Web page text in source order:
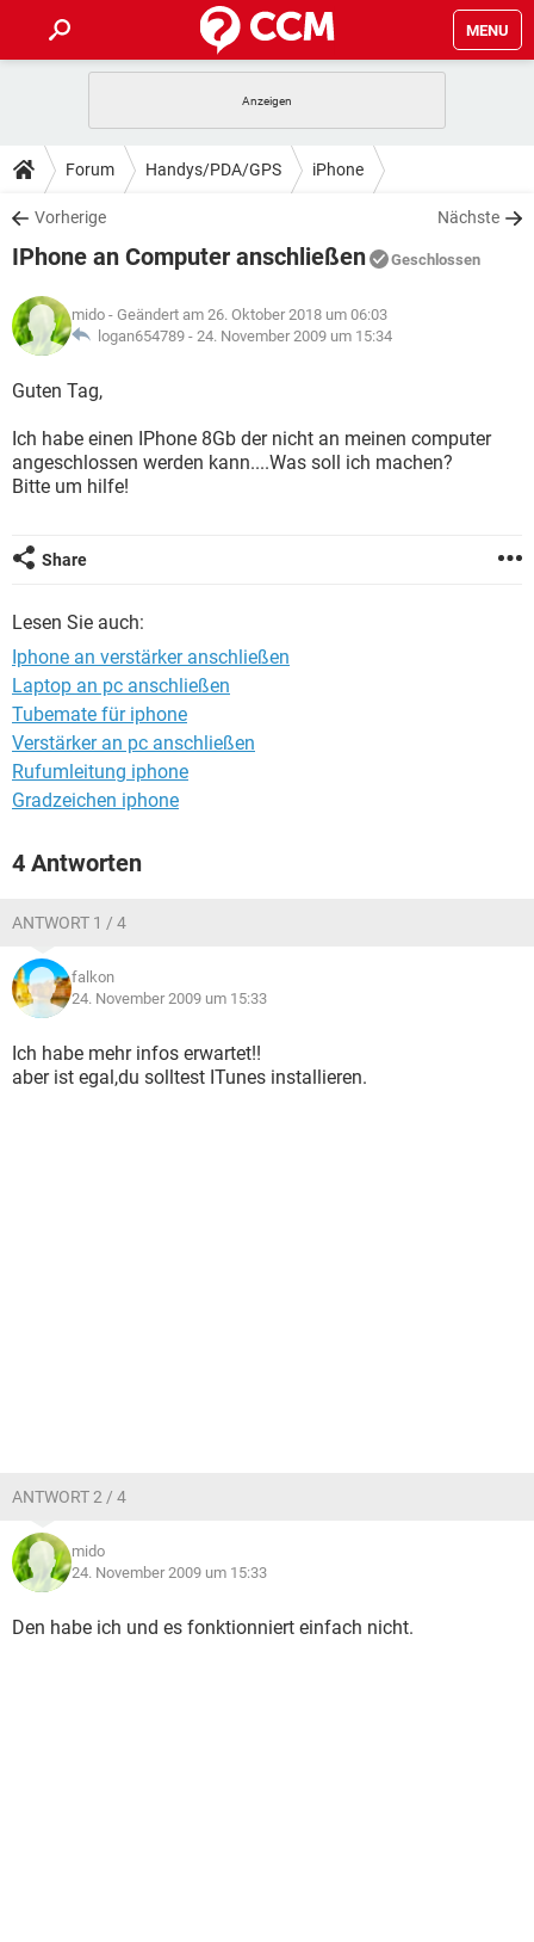
MENU
ANDROID IOS
WINDOWS 10
WHATSAPP TIKTOK
FACEBOOK
TIPPS & TRICKS
SPIELE STREAMING
WHATSAPP TIKTOK
FACEBOOK
DOWNLOADS
SPIELE STREAMING
ANDROID
WINDOWS 10 INSTAGRAM
WHATSAPP
SPIELE STREAMING
ANDROID
WINDOWS 10
WHATSAPP TIKTOK
FACEBOOK
LEXIKON
SPIELE
WINDOWS 10 INSTAGRAM
FACEBOOK
Forum Handys/PDA/GPS iPhone
Vorherige Nächste
IPhone an Computer anschließen Geschlossen
mido - Geändert am 26. Oktober 2018 um 06:03
logan654789 - 24. November 2009 um 15:34
Guten Tag,
Ich habe einen IPhone 8Gb der nicht an meinen computer
angeschlossen werden kann....Was soll ich machen?
Bitte um hilfe!
Share
Lesen Sie auch:
Iphone an verstärker anschließen
Laptop an pc anschließen
Tubemate für iphone
Verstärker an pc anschließen
Rufumleitung iphone
Gradzeichen iphone
4 Antworten
ANTWORT 1 / 4
falkon
24. November 2009 um 15:33
Ich habe mehr infos erwartet!!
aber ist egal,du solltest ITunes installieren.
ANTWORT 2 / 4
mido
24. November 2009 um 15:33
Den habe ich und es fonktionniert einfach nicht.